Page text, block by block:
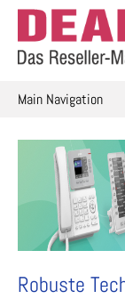
Skip
content
Main Navigation
Robuste